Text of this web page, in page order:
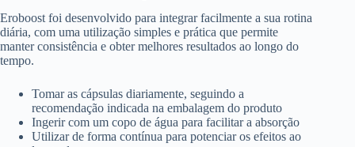
Eroboost foi desenvolvido para integrar facilmente a sua rotina
diária, com uma utilização simples e prática que permite
manter consistência e obter melhores resultados ao longo do
tempo.
Tomar as cápsulas diariamente, seguindo a
recomendação indicada na embalagem do produto
Ingerir com um copo de água para facilitar a absorção
Utilizar de forma contínua para potenciar os efeitos ao